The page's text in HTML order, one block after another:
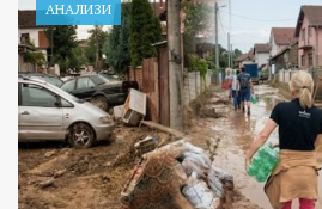
АНАЛИЗИ